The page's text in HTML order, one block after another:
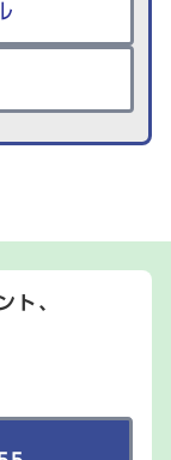
ト、